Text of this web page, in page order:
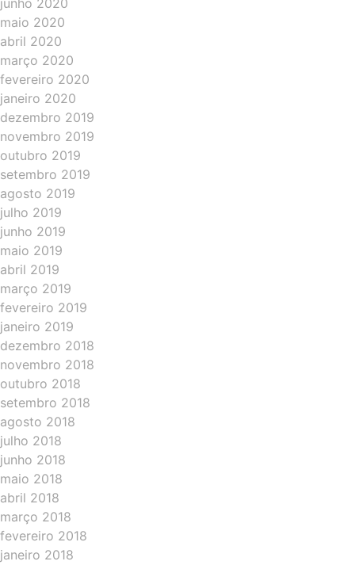
junho 2020
maio 2020
abril 2020
março 2020
fevereiro 2020
janeiro 2020
dezembro 2019
novembro 2019
outubro 2019
setembro 2019
agosto 2019
julho 2019
junho 2019
maio 2019
abril 2019
março 2019
fevereiro 2019
janeiro 2019
dezembro 2018
novembro 2018
outubro 2018
setembro 2018
agosto 2018
julho 2018
junho 2018
maio 2018
abril 2018
março 2018
fevereiro 2018
janeiro 2018